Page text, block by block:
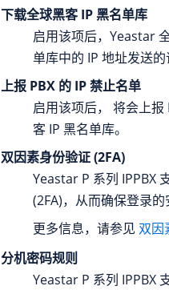
下载全球黑客 IP 黑名单库
启用该项后， Yeastar
单库中的 IP 地址发送的
上报 PBX 的 IP 禁止名单
启用该项后， 将会上报
客 IP 黑名单库。
双因素身份验证 (2FA)
Yeastar P 系列 IPPBX
(2FA)，从而确保登录的
更多信息，请参见 双因
分机密码规则
Yeastar P 系列 IPPBX